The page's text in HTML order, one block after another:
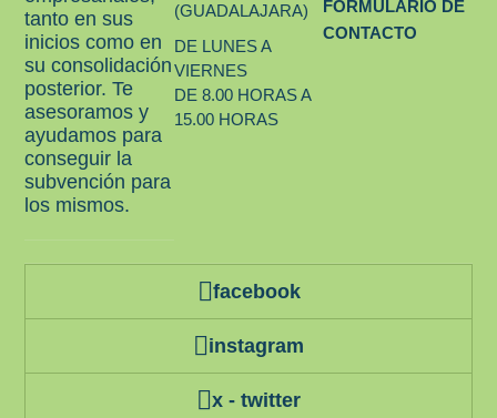
tanto en sus
inicios como en
su consolidación
posterior. Te
asesoramos y
ayudamos para
conseguir la
subvención para
los mismos.
(GUADALAJARA)
DE LUNES A
VIERNES
DE 8.00 HORAS A
15.00 HORAS
FORMULARIO DE
CONTACTO
facebook
instagram
x - twitter